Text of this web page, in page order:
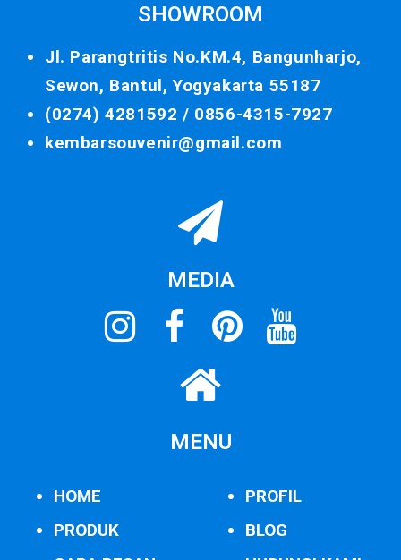
SHOWROOM
Jl. Parangtritis No.KM.4, Bangunharjo,
Sewon, Bantul, Yogyakarta 55187
(0274) 4281592 / 0856-4315-7927
kembarsouvenir@gmail.com
MEDIA
MENU
HOME
PRODUK
PROFIL
BLOG